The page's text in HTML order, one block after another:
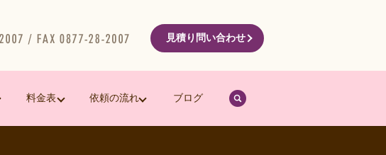
見積り問い合わせ
料金表 依頼の流れ ブログ